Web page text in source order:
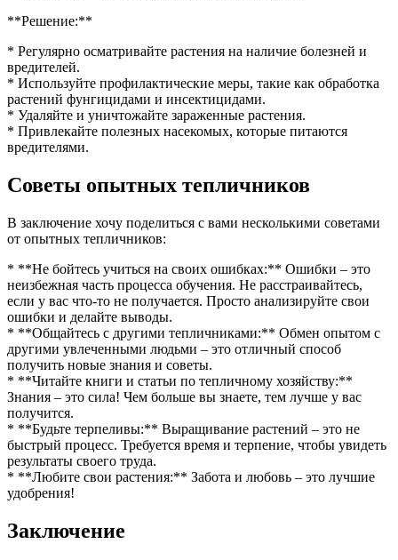
**Решение:**
* Регулярно осматривайте растения на наличие болезней и
вредителей.
* Используйте профилактические меры, такие как обработка
растений фунгицидами и инсектицидами.
* Удаляйте и уничтожайте зараженные растения.
* Привлекайте полезных насекомых, которые питаются
вредителями.
Советы опытных тепличников
В заключение хочу поделиться с вами несколькими советами
от опытных тепличников:
* **Не бойтесь учиться на своих ошибках:** Ошибки – это
неизбежная часть процесса обучения. Не расстраивайтесь,
если у вас что-то не получается. Просто анализируйте свои
ошибки и делайте выводы.
* **Общайтесь с другими тепличниками:** Обмен опытом с
другими увлеченными людьми – это отличный способ
получить новые знания и советы.
* **Читайте книги и статьи по тепличному хозяйству:**
Знания – это сила! Чем больше вы знаете, тем лучше у вас
получится.
* **Будьте терпеливы:** Выращивание растений – это не
быстрый процесс. Требуется время и терпение, чтобы увидеть
результаты своего труда.
* **Любите свои растения:** Забота и любовь – это лучшие
удобрения!
Заключение